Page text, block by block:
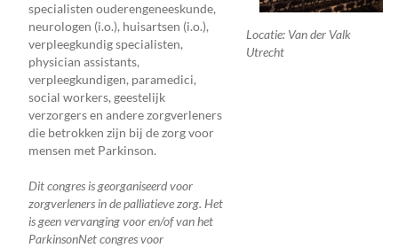
specialisten ouderengeneeskunde,
neurologen (i.o.), huisartsen (i.o.),
verpleegkundig specialisten,
physician assistants,
verpleegkundigen, paramedici,
social workers, geestelijk
verzorgers en andere zorgverleners
die betrokken zijn bij de zorg voor
mensen met Parkinson.
Dit congres is georganiseerd voor
zorgverleners in de palliatieve zorg. Het
is geen vervanging voor en/of van het
ParkinsonNet congres voor
Locatie: Van der Valk
Utrecht